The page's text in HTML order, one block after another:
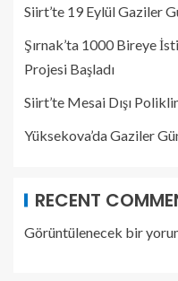
Siirt’te 19 Eylül Gaziler
Şırnak’ta 1000 Bireye
Projesi Başladı
Siirt’te Mesai Dışı
Yüksekova’da Gaziler
RECENT
Görüntülenecek bir